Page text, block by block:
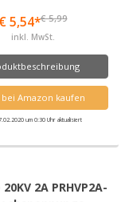
€ 5,54*€ 5,99
inkl. MwSt.
bei Amazon kaufen
um 0:30 Uhr aktualisiert
2A PRHVP2A-